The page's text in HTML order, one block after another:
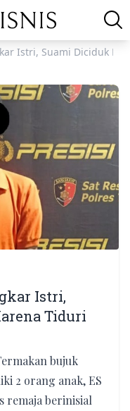
Istri, Suami Diciduk
Istri,
Tiduri
bujuk
2 orang anak, ES
remaja berinisial